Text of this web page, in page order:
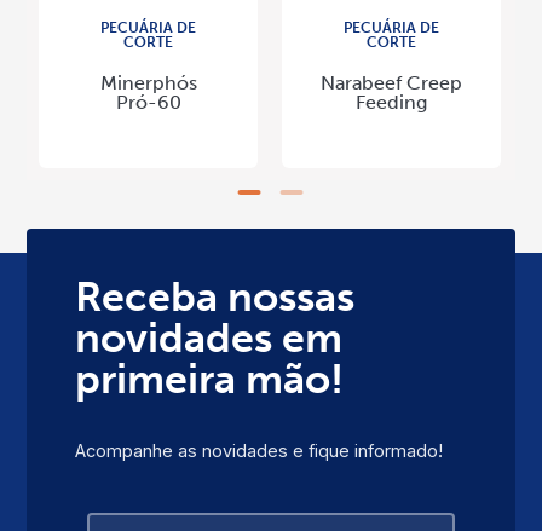
PECUÁRIA DE
CORTE
Minerphós
Pró-60
PECUÁRIA DE
CORTE
Narabeef Creep
Feeding
Receba nossas
novidades em
primeira mão!
Acompanhe as novidades e fique informado!